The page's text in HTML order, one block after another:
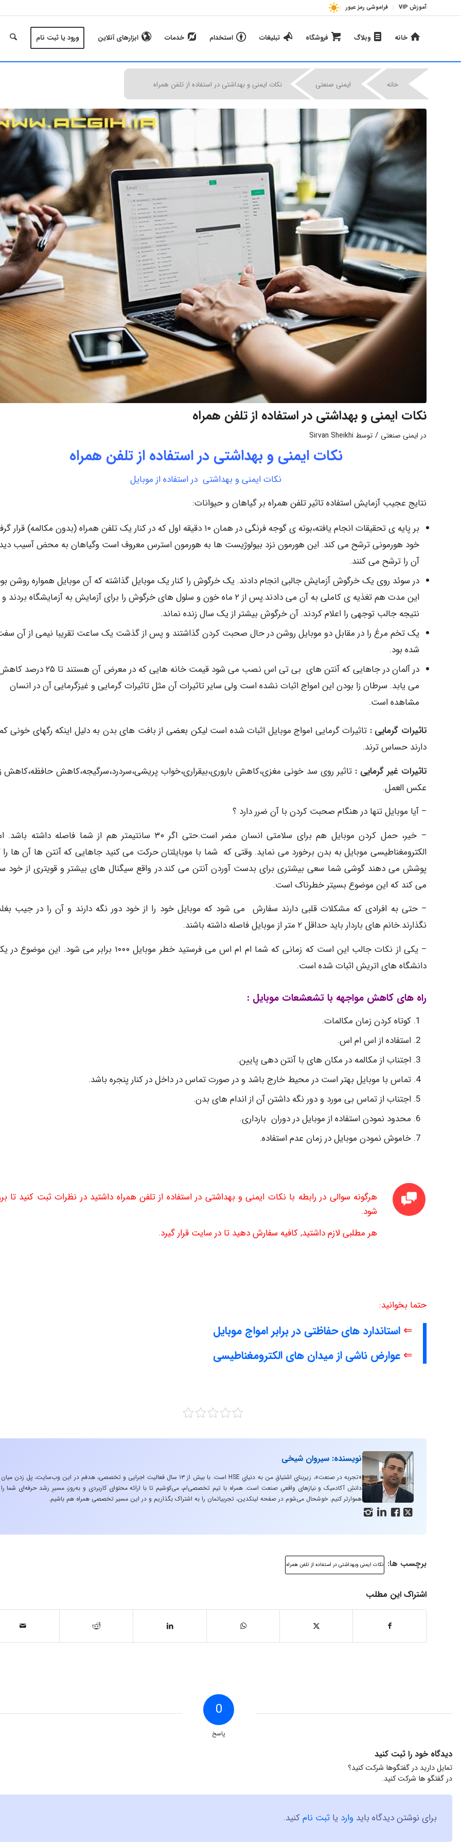
آموزش VIP فراموشی رمز عبور
خانه وبلاگ فروشگاه تبلیغات استخدام خدمات ابزارهای آنلاین ورود یا ثبت نام
خانه ایمنی صنعتی | نکات ایمنی و بهداشتی در استفاده از تلفن همراه
نکات ایمنی و بهداشتی در استفاده از تلفن همراه
در ایمنی صنعتی / توسط Sirvan Sheikhi
نکات ایمنی و بهداشتی در استفاده از تلفن همراه
نکات ایمنی و بهداشتی در استفاده از موبایل
نتایج عجیب آزمایش استفاده تاثیر تلفن همراه بر گیاهان و حیوانات:
بر پایه ی تحقیقات انجام یافته،بوته ی گوجه فرنگی در همان ۱۰ دقیقه اول که در کنار یک تلفن همراه (بدون مکالمه)
خود هورمونی ترشح می کند. این هورمون نزد بیولوژیست ها به هورمون استرس معروف است وگیاهان به محض آسیب
آن را ترشح می کنند.
در سوئد روی یک خرگوش آزمایش جالبی انجام دادند. یک خرگوش را کنار یک موبایل گذاشته که آن موبایل همواره روشن
این مدت هم تغذیه ی کاملی به آن می دادند.پس از ۲ ماه خون و سلول های خرگوش را برای آزمایش به آزمایشگاه بردند و
نتیجه جالب توجهی را اعلام کردند. آن خرگوش بیشتر از یک سال زنده نماند.
یک تخم مرغ را در مقابل دو موبایل روشن در حال صحبت کردن گذاشتند و پس از گذشت یک ساعت تقریبا نیمی از آن
شده بود.
در آلمان در جاهایی که آنتن های بی تی اس نصب می شود قیمت خانه هایی که در معرض آن هستند تا ۲۵
می یابد. سرطان زا بودن این امواج اثبات نشده است ولی سایر تاثیرات آن مثل تاثیرات گرمایی و غیزگرمایی آن در انسان
مشاهده است.
تاثیرات گرمایی : تاثیرات گرمایی امواج موبایل اثبات شده است لیکن بعضی از بافت های بدن به دلیل اینکه رگهای خونی
دارند حساس ترند.
تاثیرات غیر گرمایی : تاثیر روی سد خونی مغزی،کاهش باروری،بیقراری،خواب پریشی،سردرد،سرگیجه،کاهش حافظه،کاهش
عکس العمل.
– آیا موبایل تنها در هنگام صحبت کردن با آن ضرر دارد ؟
– خیر، حمل کردن موبایل هم برای سلامتی انسان مضر است.حتی اگر ۳۰ سانتیمتر هم از شما فاصله داشته
الکترومغناطیسی موبایل به بدن برخورد می نماید. وقتی که شما با موبایلتان حرکت می کنید جاهایی که آنتن ها آن ها را
پوشش می دهند گوشی شما سعی بیشتری برای بدست آوردن آنتن می کند.در واقع سیگنال های بیشتر و قویتری از خود
می کند که این موضوع بسیتر خطرناک است.
– حتی به افرادی که مشکلات قلبی دارند سفارش می شود که موبایل خود را از خود دور نگه دارند و آن را در جیب
نگذارند.خانم های باردار باید حداقل ۲ متر از موبایل فاصله داشته باشند.
– یکی از نکات جالب این است که زمانی که شما ام ام اس می فرستید خطر موبایل ۱۰۰۰ برابر می شود. این
دانشگاه های اتریش اثبات شده است.
راه های کاهش مواجهه با تشعشعات موبایل :
کوتاه کردن زمان مکالمات.
استفاده از اس ام اس.
اجتناب از مکالمه در مکان های با آنتن دهی پایین.
تماس با موبایل بهتر است در محیط خارج باشد و در صورت تماس در داخل در کنار پنجره باشد.
اجتناب از تماس بی مورد و دور نگه داشتن آن از اندام های بدن.
محدود نمودن استفاده از موبایل در دوران بارداری.
خاموش نمودن موبایل در زمان عدم استفاده.
هرگونه سوالی در رابطه با نکات ایمنی و بهداشتی در استفاده از تلفن همراه داشتید در نظرات ثبت کنید تا
شود.
هر مطلبی لازم داشتید, کافیه سفارش دهید تا در سایت قرار گیرد.
حتما بخوانید:
⇐ استاندارد های حفاظتی در برابر امواج موبایل
⇐ عوارض ناشی از میدان های الکترومغناطیسی
   
نویسنده: سیروان شیخی
«تجربه در صنعت»، زیربنایِ اشتیاقِ من به دنیایِ HSE است. با بیش از ۱۳ سال فعالیت اجرایی و تخصصی، هدفم در این وب‌سایت، پل زدن میان
دانشِ آکادمیک و نیازهای واقعیِ صنعت است. همراه با تیم تخصصی‌ام، می‌کوشیم تا با ارائه محتوای کاربردی و به‌روز، مسیرِ رشد حرفه‌ای شما را
هموارتر کنیم. خوشحال می‌شوم در صفحه لینکدین، تجربیاتمان را به اشتراک بگذاریم و در این مسیر تخصصی همراه هم باشیم.
برچسب ها: نکات ایمنی وبهداشتی در استفاده از تلفن همراه
اشتراک این مطلب
0
پاسخ
دیدگاه خود را ثبت کنید
تمایل دارید در گفتگوها شرکت کنید؟
در گفتگو ها شرکت کنید.
برای نوشتن دیدگاه باید وارد یا ثبت نامکنید.